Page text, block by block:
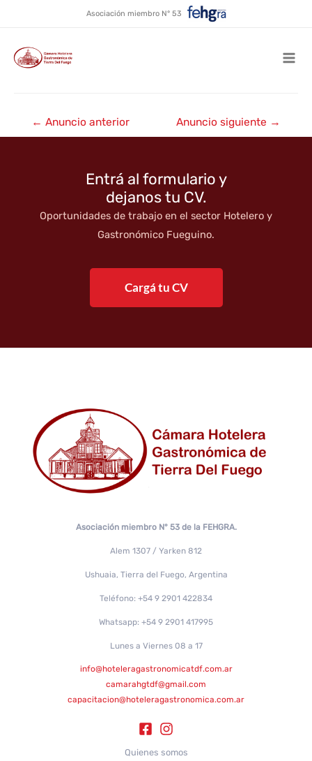
contenido
Asociación miembro N° 53
Alquiler temporario Nuestra
Navegación
de
← Anuncio anterior Anuncio siguiente →
Entrá al formulario y
dejanos tu CV.
Oportunidades de trabajo en el sector Hotelero y
Gastronómico Fueguino.
Cargá tu CV
Asociación miembro N° 53 de la FEHGRA.
Alem 1307 / Yarken 812
Ushuaia, Tierra del Fuego, Argentina
Teléfono: +54 9 2901 422834
Whatsapp: +54 9 2901 417995
Lunes a Viernes 08 a 17
info@hoteleragastronomicatdf.com.ar
camarahgtdf@gmail.com
capacitacion@hoteleragastronomica.com.ar
Quienes somos